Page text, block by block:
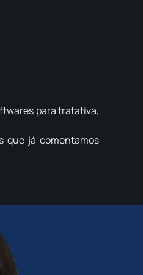
para tratativa,
que já comentamos